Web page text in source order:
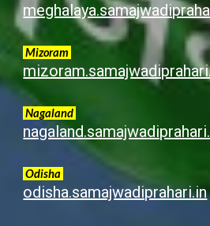
Mizoram
Nagaland
Odisha
odisha.samajwadiprahari.in